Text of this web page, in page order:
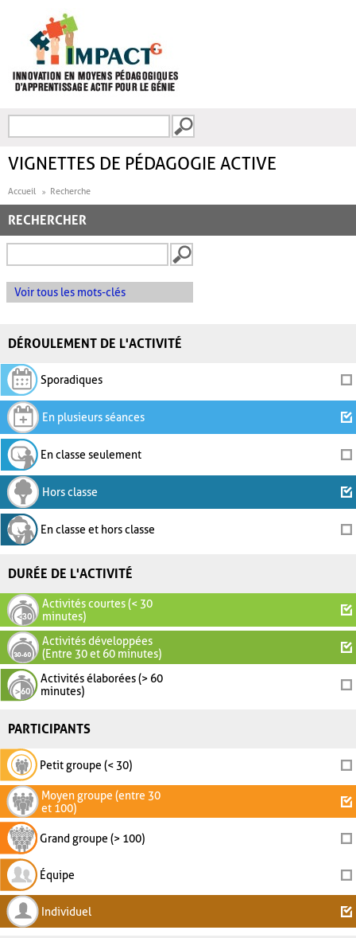
FORMULAIRE DE
VIGNETTES DE PÉDAGOGIE ACTIVE
Accueil Recherche
RECHERCHER
Voir tous les mots-clés
DÉROULEMENT DE L'ACTIVITÉ
Sporadiques
En plusieurs séances
En classe seulement
Hors classe
En classe et hors classe
DURÉE DE L'ACTIVITÉ
Activités courtes (< 30
minutes)
Activités développées
(Entre 30 et 60 minutes)
Activités élaborées (> 60
minutes)
PARTICIPANTS
Petit groupe (< 30)
Moyen groupe (entre 30
et 100)
Grand groupe (> 100)
Équipe
Individuel